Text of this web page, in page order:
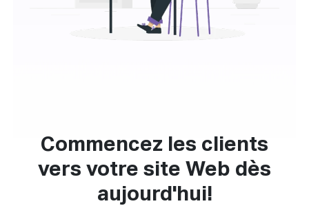
Commencez les clients
vers votre site Web dès
aujourd'hui!